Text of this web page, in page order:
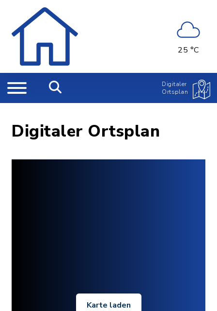
25 °C
Digitaler
Ortsplan
Digitaler Ortsplan
Karte laden